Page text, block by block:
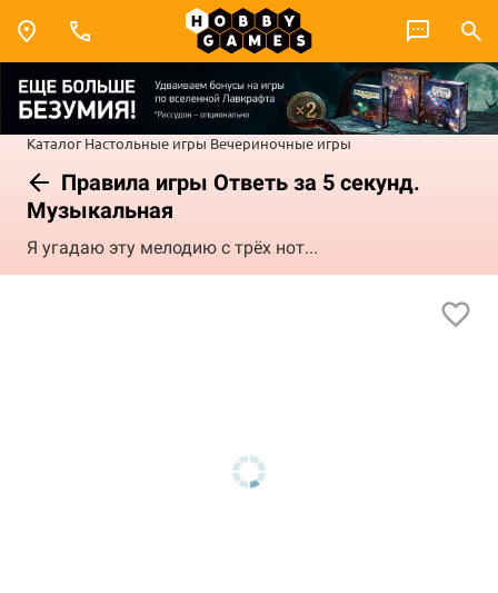
Каталог Настольные игры Вечериночные игры
Правила игры Ответь за 5 секунд.
Музыкальная
Я угадаю эту мелодию с трёх нот...